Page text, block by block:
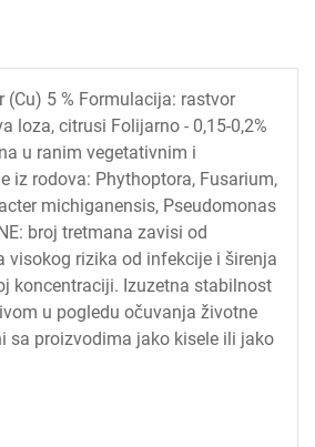
5 % Formulacija: rastvor
loza, citrusi Folijarno - 0,15-0,2%
u ranim vegetativnim i
iz rodova: Phythoptora, Fusarium,
michiganensis, Pseudomonas
broj tretmana zavisi od
visokog rizika od infekcije i širenja
koncentraciji. Izuzetna stabilnost
u pogledu očuvanja životne
sa proizvodima jako kisele ili jako